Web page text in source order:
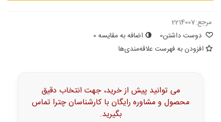
مرجع:2214007
دوست داشتن0 اضافه به مقایسه0
افزودن به فهرست علاقه‌مندی‌ها
می توانید پیش از خرید، جهت انتخاب دقیق
محصول و مشاوره رایگان با کارشناسان چترا تماس
بگیرید.